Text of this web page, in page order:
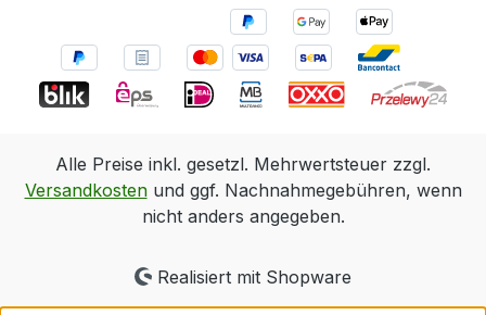
Alle Preise inkl. gesetzl. Mehrwertsteuer zzgl.
Versandkostenund ggf. Nachnahmegebühren, wenn
nicht anders angegeben.
Realisiert mit Shopware